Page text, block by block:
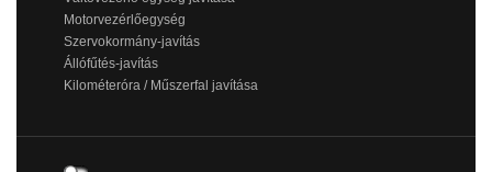
Motorvezérlőegység
Szervokormány-javítás
Állófűtés-javítás
Kilométeróra / Műszerfal javítása